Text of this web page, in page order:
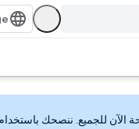
الآن للجميع. ننصحك